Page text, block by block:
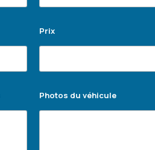
Prix
Photos du véhicule